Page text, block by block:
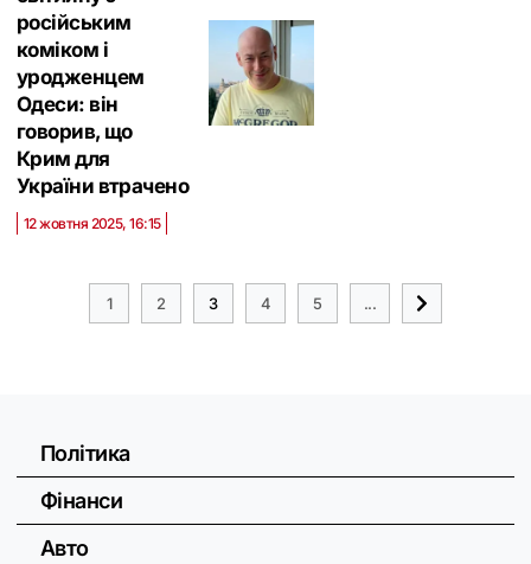
російським
коміком і
уродженцем
Одеси: він
говорив, що
Крим для
України втрачено
12 жовтня 2025, 16:15
1 2 3 4 5 ...
Політика
Фінанси
Авто